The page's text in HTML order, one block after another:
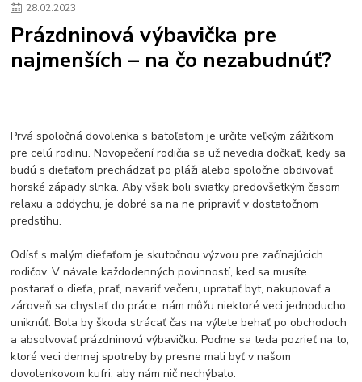
28.02.2023
Prázdninová výbavička pre
najmenších – na čo nezabudnúť?
Prvá spoločná dovolenka s batoľaťom je určite veľkým zážitkom
pre celú rodinu. Novopečení rodičia sa už nevedia dočkať, kedy sa
budú s dieťaťom prechádzať po pláži alebo spoločne obdivovať
horské západy slnka. Aby však boli sviatky predovšetkým časom
relaxu a oddychu, je dobré sa na ne pripraviť v dostatočnom
predstihu.
Odísť s malým dieťaťom je skutočnou výzvou pre začínajúcich
rodičov. V návale každodenných povinností, keď sa musíte
postarať o dieťa, prať, navariť večeru, upratať byt, nakupovať a
zároveň sa chystať do práce, nám môžu niektoré veci jednoducho
uniknúť. Bola by škoda strácať čas na výlete behať po obchodoch
a absolvovať prázdninovú výbavičku. Poďme sa teda pozrieť na to,
ktoré veci dennej spotreby by presne mali byť v našom
dovolenkovom kufri, aby nám nič nechýbalo.